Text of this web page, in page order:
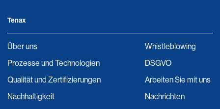
Tenax
Über uns
Prozesse und Technologien
Qualität und Zertifizierungen
Nachhaltigkeit
Whistleblowing
DSGVO
Arbeiten Sie mit uns
Nachrichten